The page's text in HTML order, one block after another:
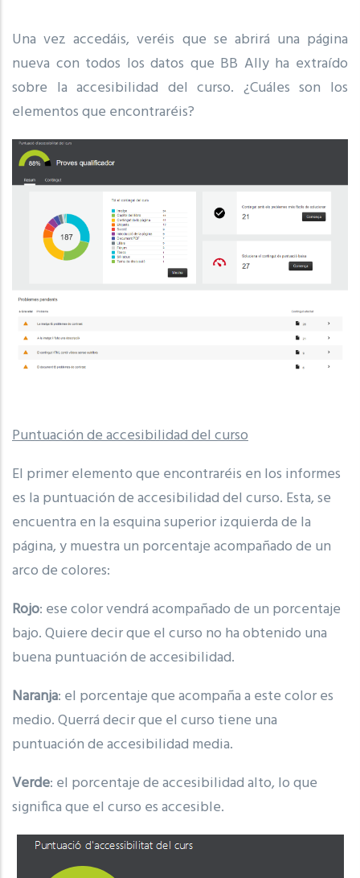
Una vez accedáis, veréis que se abrirá una página
nueva con todos los datos que BB Ally ha extraído
sobre la accesibilidad del curso. ¿Cuáles son los
elementos que encontraréis?
Puntuación de accesibilidad del curso
El primer elemento que encontraréis en los informes
es la puntuación de accesibilidad del curso. Esta, se
encuentra en la esquina superior izquierda de la
página, y muestra un porcentaje acompañado de un
arco de colores:
Rojo: ese color vendrá acompañado de un porcentaje
bajo. Quiere decir que el curso no ha obtenido una
buena puntuación de accesibilidad.
Naranja: el porcentaje que acompaña a este color es
medio. Querrá decir que el curso tiene una
puntuación de accesibilidad media.
Verde: el porcentaje de accesibilidad alto, lo que
significa que el curso es accesible.